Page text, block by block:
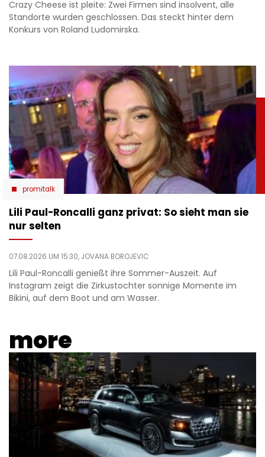
Crazy Cheese ist pleite: Zwei Firmen sind insolvent, alle
Standorte wurden geschlossen. Das steckt hinter dem
Konkurs von Roland Ludomirska.
promitalk
Lili Paul-Roncalli ganz privat: So sieht man sie
nur selten
07.08.2026 UM 15:30, JOVANA BOROJEVIC
Lili Paul-Roncalli genießt ihre Sommer-Auszeit. Auf
Instagram zeigt die Zirkustochter sonnige Momente im
Bikini, auf dem Boot und am Wasser.
more